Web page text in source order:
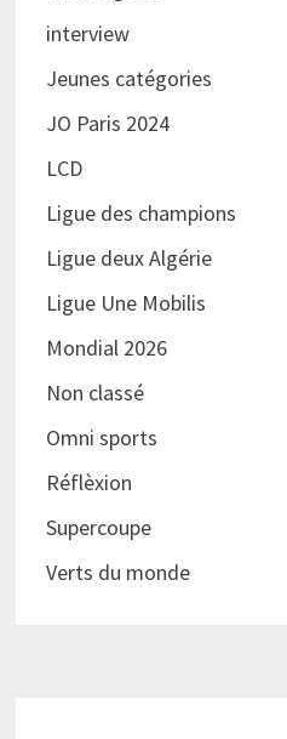
interview
Jeunes catégories
JO Paris 2024
LCD
Ligue des champions
Ligue deux Algérie
Ligue Une Mobilis
Mondial 2026
Non classé
Omni sports
Réflèxion
Supercoupe
Verts du monde